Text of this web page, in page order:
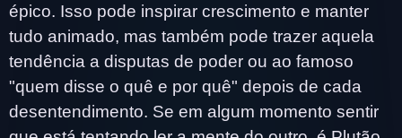
épico. Isso pode inspirar crescimento e manter
tudo animado, mas também pode trazer aquela
tendência a disputas de poder ou ao famoso
"quem disse o quê e por quê" depois de cada
desentendimento. Se em algum momento sentir